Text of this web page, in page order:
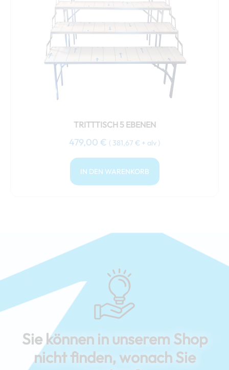
TRITTTISCH 5 EBENEN
479,00 € ( 381,67 € + alv )
IN DEN WARENKORB
Sie können in unserem Shop
nicht finden, wonach Sie